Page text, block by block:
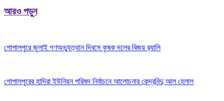
আরও পড়ুন
গোপালপুরে জুলাই গণঅভ্যুত্থান দিবসে কৃষক দলের বিজয় র‍্যালি
গোপালপুরের হাদিরা ইউনিয়ন পরিষদ নির্বাচনে আলোচনার কেন্দ্রবিন্দু আল হেলাল